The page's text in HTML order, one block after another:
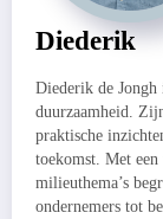
Diederik
Diederik de Jongh
duurzaamheid.
praktische
toekomst. Met
milieuthema’s
ondernemers tot